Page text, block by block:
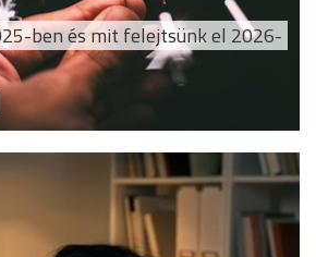
ben és mit felejtsünk el 2026-